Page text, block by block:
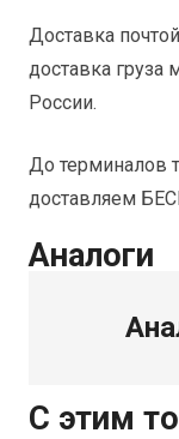
Доставка
доставка
России.
До терминалов
доставляем
Аналоги
С этим